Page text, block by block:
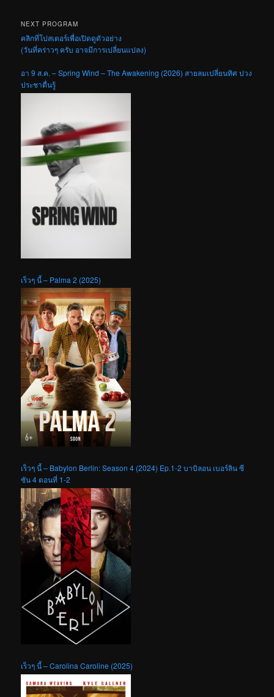
NEXT PROGRAM
คลิกที่โปสเตอร์เพื่อเปิดดูตัวอย่าง
(วันที่คร่าวๆ ครับ อาจมีการเปลี่ยนแปลง)
อา 9 ส.ค. – Spring Wind – The Awakening (2026) สายลมเปลี่ยนทิศ ปวง
ประชาตื่นรู้
เร็วๆ นี้ – Palma 2 (2025)
เร็วๆ นี้ – Babylon Berlin: Season 4 (2024) Ep.1-2 บาบิลอน เบอร์ลิน ซี
ซัน 4 ตอนที่ 1-2
เร็วๆ นี้ – Carolina Caroline (2025)